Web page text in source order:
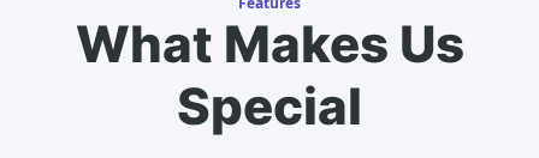
What Makes Us
Special